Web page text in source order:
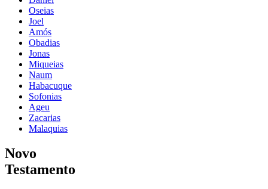
Oseias
Joel
Amós
Obadias
Jonas
Miqueias
Naum
Habacuque
Sofonias
Ageu
Zacarias
Malaquias
Novo
Testamento